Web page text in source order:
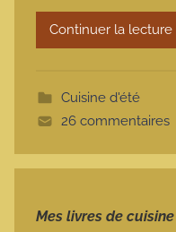
r
m
Continuer la lecture
Cuisine d'été
26 commentaires
Mes livres de cuisine